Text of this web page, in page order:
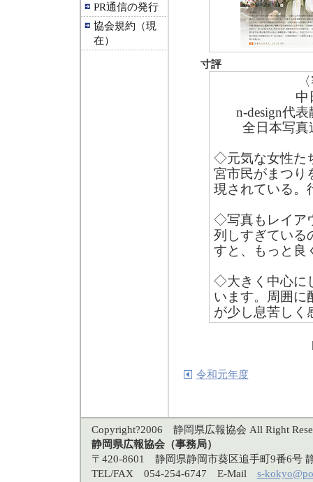
PR通信の発行
協会規約（現
在）
寸評
n-design代
全日本写
◇元気な女性た
宮市民がまつり
現されている。
◇写真もレイア
列しすぎている
すと、もっと良
◇大きく中心に
います。周囲に
が少し息苦しく
令和元年度
Copyright?2006 静岡県広報協会 All Right
静岡県広報協会（事務局）
〒420-8601 静岡県静岡市葵区追手町9番6号
TEL/FAX 054-254-6747 E-Mail s-